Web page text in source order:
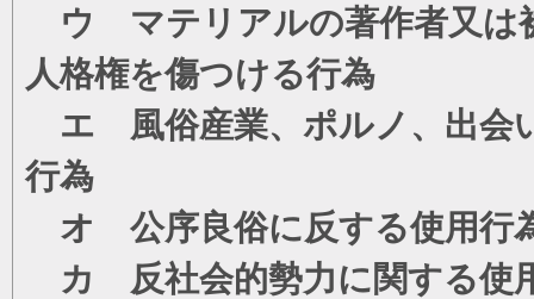
ウ マテリアルの著作者又は
人格権を傷つける行為
エ 風俗産業、ポルノ、出会
行為
オ 公序良俗に反する使用行
カ 反社会的勢力に関する使